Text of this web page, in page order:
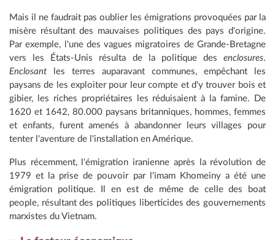
Mais il ne faudrait pas oublier les émigrations provoquées par la
misère résultant des mauvaises politiques des pays d'origine.
Par exemple, l'une des vagues migratoires de Grande-Bretagne
vers les États-Unis résulta de la politique des enclosures.
Enclosant les terres auparavant communes, empêchant les
paysans de les exploiter pour leur compte et d'y trouver bois et
gibier, les riches propriétaires les réduisaient à la famine. De
1620 et 1642, 80.000 paysans britanniques, hommes, femmes
et enfants, furent amenés à abandonner leurs villages pour
tenter l'aventure de l'installation en Amérique.
Plus récemment, l'émigration iranienne après la révolution de
1979 et la prise de pouvoir par l'imam Khomeiny a été une
émigration politique. Il en est de même de celle des boat
people, résultant des politiques liberticides des gouvernements
marxistes du Vietnam.